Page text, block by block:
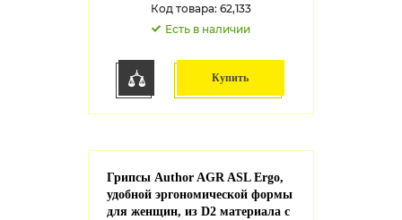
Код товара: 62,133
Есть в наличии
Купить
Грипсы Author AGR ASL Ergo,
удобной эргономической формы
для женщин, из D2 материала с